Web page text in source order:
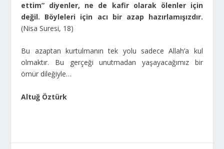
ettim” diyenler, ne de kafir olarak ölenler için
değil. Böyleleri için acı bir azap hazırlamışızdır.
(Nisa Suresi, 18)
Bu azaptan kurtulmanın tek yolu sadece Allah’a kul
olmaktır. Bu gerçeği unutmadan yaşayacağımız bir
ömür dileğiyle…
Altuğ Öztürk